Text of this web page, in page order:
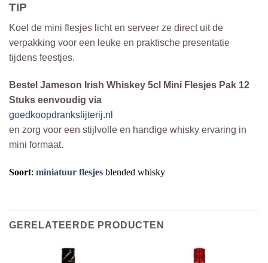
TIP
Koel de mini flesjes licht en serveer ze direct uit de
verpakking voor een leuke en praktische presentatie
tijdens feestjes.
Bestel Jameson Irish Whiskey 5cl Mini Flesjes Pak 12
Stuks eenvoudig via
goedkoopdrankslijterij.nl
en zorg voor een stijlvolle en handige whisky ervaring in
mini formaat.
Soort: miniatuur flesjes blended whisky
GERELATEERDE PRODUCTEN